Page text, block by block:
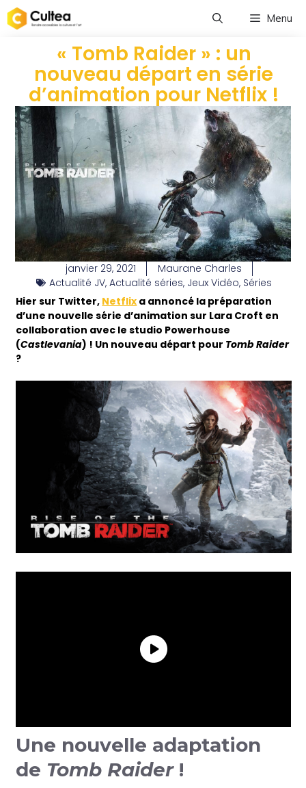
Menu
« Tomb Raider » : un
nouveau départ en série
d’animation pour Netflix !
janvier 29, 2021
Maurane Charles
Actualité JV, Actualité séries, Jeux Vidéo, Séries
Hier sur Twitter, Netflix a annoncé la préparation
d’une nouvelle série d’animation sur Lara Croft en
collaboration avec le studio Powerhouse
(Castlevania) ! Un nouveau départ pour Tomb Raider
?
Une nouvelle adaptation
de Tomb Raider!